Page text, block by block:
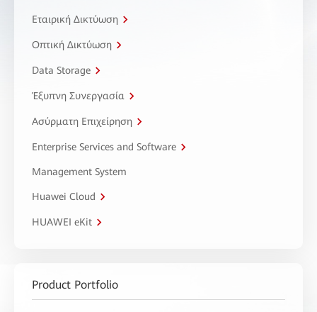
Εταιρική Δικτύωση
Οπτική Δικτύωση
Data Storage
Έξυπνη Συνεργασία
Ασύρματη Επιχείρηση
Enterprise Services and Software
Management System
Huawei Cloud
HUAWEI eKit
Product Portfolio